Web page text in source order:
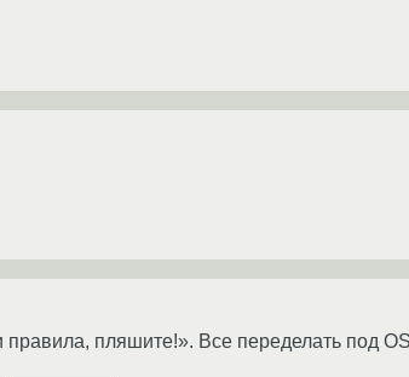
пляшите!». Все переделать под